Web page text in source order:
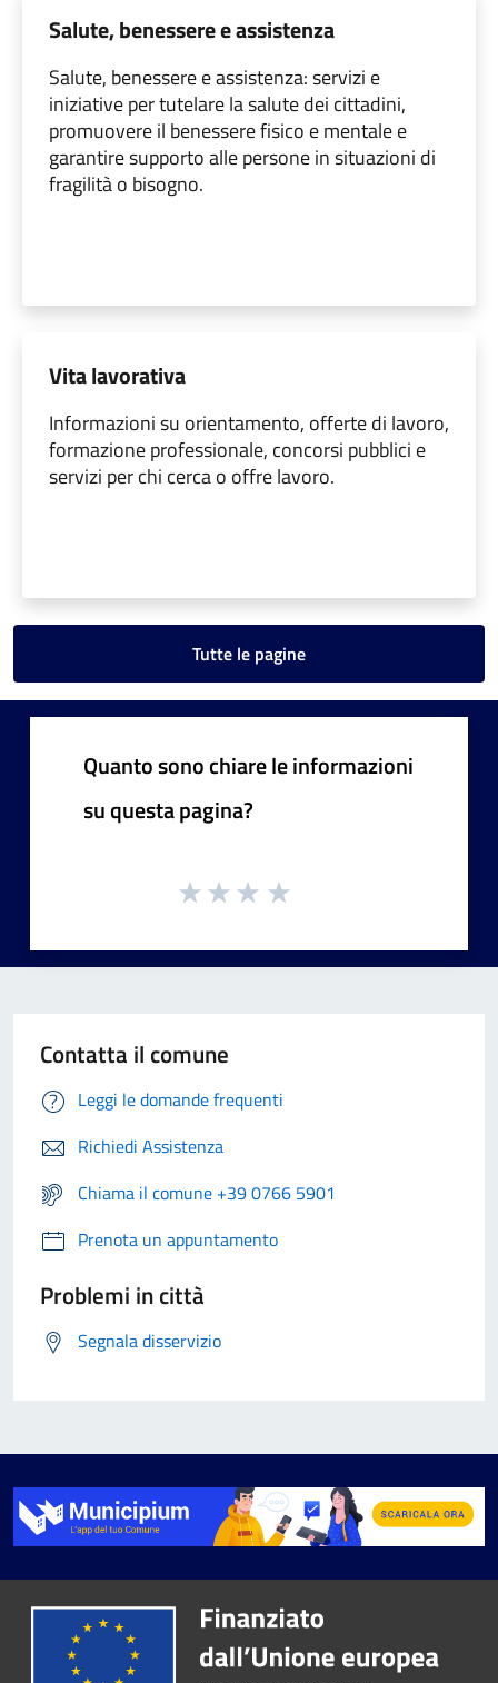
Salute, benessere e assistenza
Salute, benessere e assistenza: servizi e
iniziative per tutelare la salute dei cittadini,
promuovere il benessere fisico e mentale e
garantire supporto alle persone in situazioni di
fragilità o bisogno.
Vita lavorativa
Informazioni su orientamento, offerte di lavoro,
formazione professionale, concorsi pubblici e
servizi per chi cerca o offre lavoro.
Tutte le pagine
Quanto sono chiare le informazioni
su questa pagina?
Contatta il comune
Leggi le domande frequenti
Richiedi Assistenza
Chiama il comune +39 0766 5901
Prenota un appuntamento
Problemi in città
Segnala disservizio